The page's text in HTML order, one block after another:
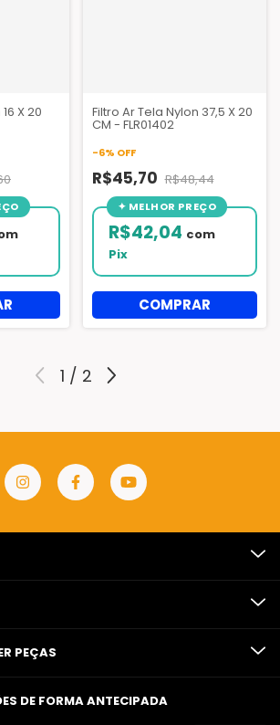
X 20 Filtro Ar Tela Nylon 37,5 X 20
CM - FLR01402
-6% OFF
R$45,70 R$48,44
R$42,04 com
Pix
1 / 2
PEÇAS
DE FORMA ANTECIPADA